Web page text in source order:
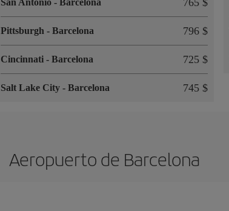
Pittsburgh - Barcelona 796 $
Cincinnati - Barcelona 725 $
Salt Lake City - Barcelona 745 $
Aeropuerto de Barcelona